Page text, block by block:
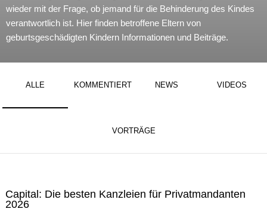
wieder mit der Frage, ob jemand für die Behinderung des Kindes
verantwortlich ist. Hier finden betroffene Eltern von
geburtsgeschädigten Kindern Informationen und Beiträge.
ALLE KOMMENTIERT NEWS VIDEOS
VORTRÄGE
Capital: Die besten Kanzleien für Privatmandanten
2026